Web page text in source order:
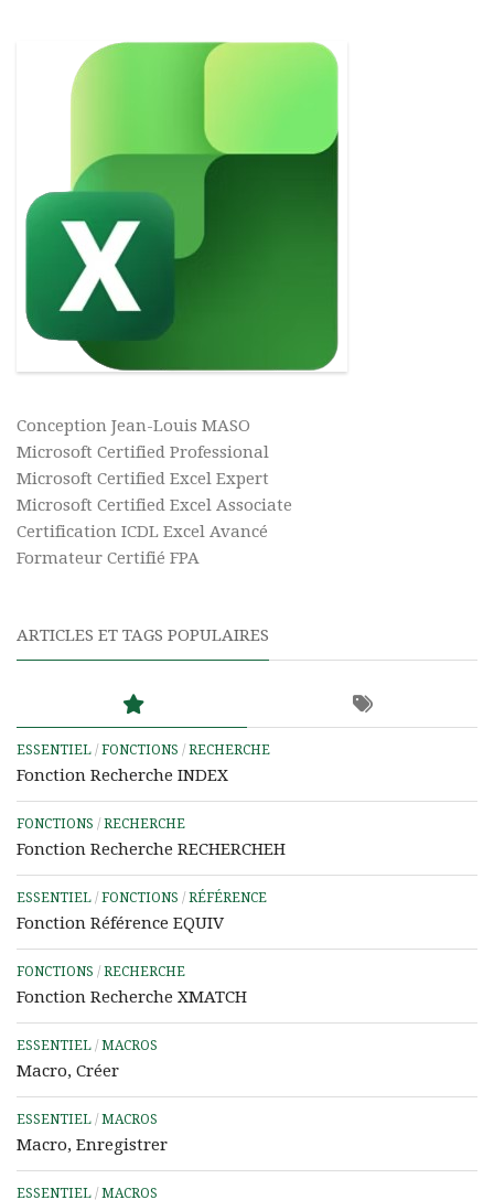
Conception Jean-Louis MASO
Microsoft Certified Professional
Microsoft Certified Excel Expert
Microsoft Certified Excel Associate
Certification ICDL Excel Avancé
Formateur Certifié FPA
ARTICLES ET TAGS POPULAIRES
ESSENTIEL / FONCTIONS / RECHERCHE
Fonction Recherche INDEX
FONCTIONS / RECHERCHE
Fonction Recherche RECHERCHEH
ESSENTIEL / FONCTIONS / RÉFÉRENCE
Fonction Référence EQUIV
FONCTIONS / RECHERCHE
Fonction Recherche XMATCH
ESSENTIEL / MACROS
Macro, Créer
ESSENTIEL / MACROS
Macro, Enregistrer
ESSENTIEL / MACROS